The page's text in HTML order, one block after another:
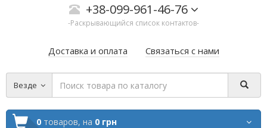
+38-099-961-46-76
-Раскрывающийся список контактов-
Доставка и оплата Связаться с нами
Везде
0 товаров, на 0 грн